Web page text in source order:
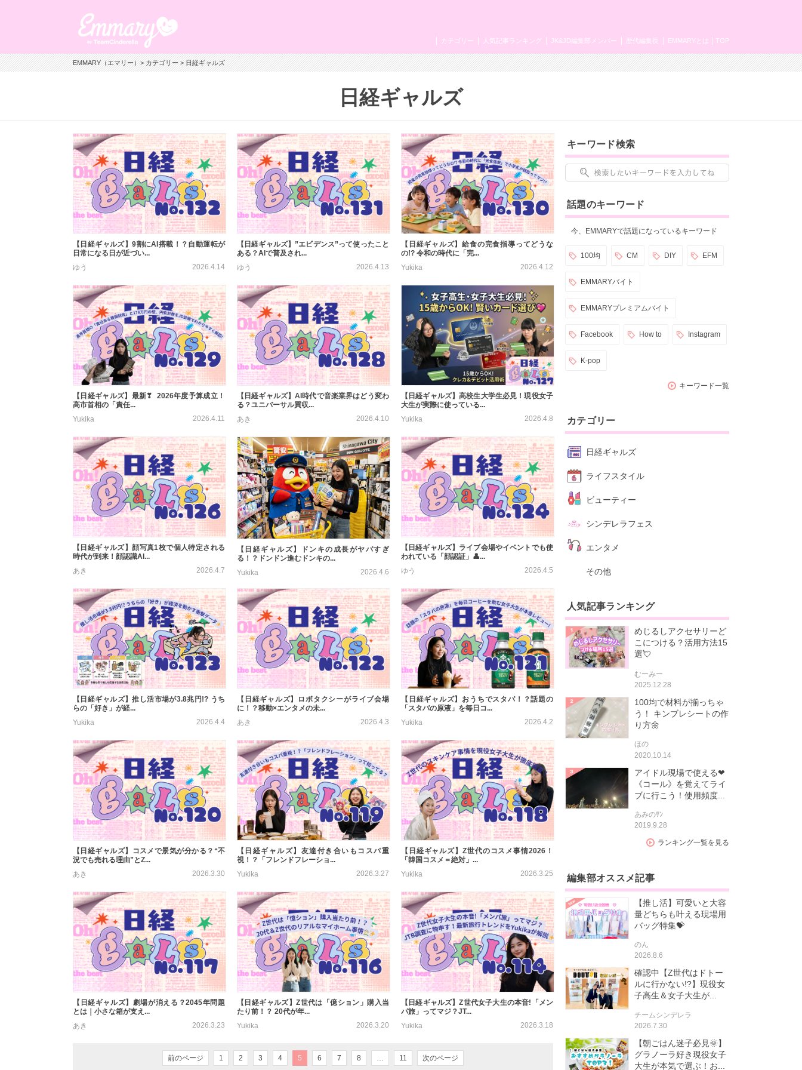
TOP
EMMARYとは
歴代編集長
JK&JD編集部メンバー
人気記事ランキング
カテゴリー
EMMARY（エマリー）>カテゴリー> 日経ギャルズ
日経ギャルズ
【日経ギャルズ】9割にAI搭載！？自動運転が
日常になる日が近づい...
ゆう
2026.4.14
【日経ギャルズ】”エビデンス”って使ったこと
ある？AIで普及され...
ゆう
2026.4.13
【日経ギャルズ】給食の完食指導ってどうな
の!? 令和の時代に「完...
Yukika
2026.4.12
【日経ギャルズ】最新❣ 2026年度予算成立！
高市首相の「責任...
Yukika
2026.4.11
【日経ギャルズ】AI時代で音楽業界はどう変わ
る？ユニバーサル買収...
あき
2026.4.10
【日経ギャルズ】高校生大学生必見！現役女子
大生が実際に使っている...
Yukika
2026.4.8
【日経ギャルズ】顔写真1枚で個人特定される
時代が到来！顔認識AI...
あき
2026.4.7
【日経ギャルズ】ドンキの成長がヤバすぎ
る！？ドンドン進むドンキの...
Yukika
2026.4.6
【日経ギャルズ】ライブ会場やイベントでも使
われている「顔認証」👤...
ゆう
2026.4.5
【日経ギャルズ】推し活市場が3.8兆円!? うち
らの「好き」が経...
Yukika
2026.4.4
【日経ギャルズ】ロボタクシーがライブ会場
に！？移動×エンタメの未...
あき
2026.4.3
【日経ギャルズ】おうちでスタバ！？話題の
「スタバの原液」を毎日コ...
Yukika
2026.4.2
【日経ギャルズ】コスメで景気が分かる？“不
況でも売れる理由”とZ...
あき
2026.3.30
【日経ギャルズ】友達付き合いもコスパ重
視！？「フレンドフレーショ...
Yukika
2026.3.27
【日経ギャルズ】Z世代のコスメ事情2026！
「韓国コスメ＝絶対」...
Yukika
2026.3.25
【日経ギャルズ】劇場が消える？2045年問題
とは｜小さな箱が支え...
あき
2026.3.23
【日経ギャルズ】Z世代は「億ション」購入当
たり前！？ 20代が年...
Yukika
2026.3.20
【日経ギャルズ】Z世代女子大生の本音!「メン
パ旅」ってマジ？JT...
Yukika
2026.3.18
前のページ 1 2 3 4 5 6 7 8 … 11 次のページ
キーワード検索
話題のキーワード
今、EMMARYで話題になっているキーワード
100均 CM DIY EFM
EMMARYバイト
EMMARYプレミアムバイト
Facebook How to Instagram
K-pop
キーワード一覧
カテゴリー
日経ギャルズ
ライフスタイル
ビューティー
シンデレラフェス
エンタメ
その他
人気記事ランキング
めじるしアクセサリーど
こにつける？活用方法15
選💘
むーみー
2025.12.28
100均で材料が揃っちゃ
う！ キンブレシートの作
り方🌼
ほの
2020.10.14
アイドル現場で使える❤
《コール》を覚えてライ
ブに行こう！使用頻度...
あみのｻﾝ
2019.9.28
ランキング一覧を見る
編集部オススメ記事
【推し活】可愛いと大容
量どちらも叶える現場用
バッグ特集💝
のん
2026.8.6
確認中【Z世代はドトー
ルに行かない!?】現役女
子高生＆女子大生が...
チームシンデレラ
2026.7.30
【朝ごはん迷子必見🌞】
グラノーラ好き現役女子
大生が本気で選ぶ！お...